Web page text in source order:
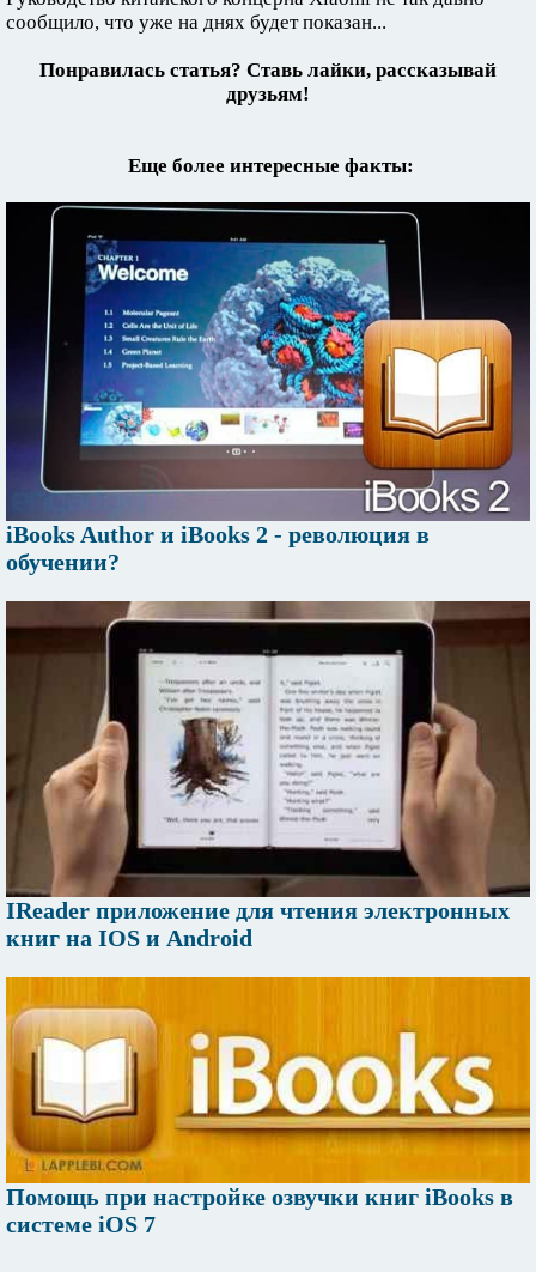
сообщило, что уже на днях будет показан...
Понравилась статья? Ставь лайки, рассказывай
друзьям!
Еще более интересные факты:
iBooks Author и iBooks 2 - революция в
обучении?
IReader приложение для чтения электронных
книг на IOS и Android
Помощь при настройке озвучки книг iBooks в
системе iOS 7